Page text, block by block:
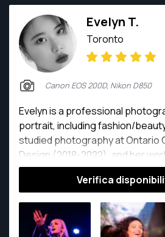
Evelyn T.
Toronto
Canon EOS 200D, Nikon D850
Evelyn is a professional
portrait, including fashion/
studied photography at Ontario
Design (2018-2022), and her
published worldwide; 50+
Verifica